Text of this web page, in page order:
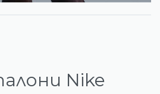
Nike